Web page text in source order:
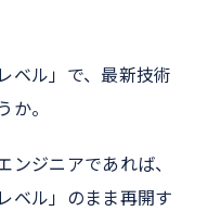
ベル」で、最新技術
か。
ンジニアであれば、
ベル」のまま再開す